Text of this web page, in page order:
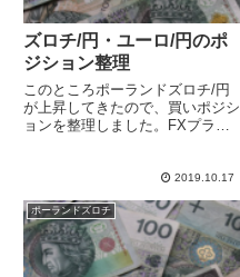
ズロチ/円・ユーロ/円のポ
ジション整理
このところポーランドズロチ/円
が上昇してきたので、買いポジシ
ョンを整理しました。FXプライ
ドズロチ/円の買いポジションだ
けが残ってたので、4万通貨分を
残して決済してユーロ/円の売
り...
2019.10.17
ポーランドズロチ